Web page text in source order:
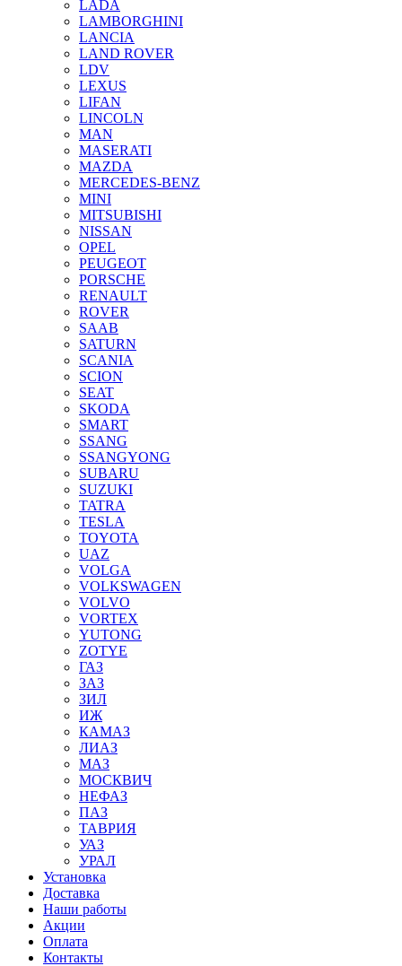
LADA
LAMBORGHINI
LANCIA
LAND ROVER
LDV
LEXUS
LIFAN
LINCOLN
MAN
MASERATI
MAZDA
MERCEDES-BENZ
MINI
MITSUBISHI
NISSAN
OPEL
PEUGEOT
PORSCHE
RENAULT
ROVER
SAAB
SATURN
SCANIA
SCION
SEAT
SKODA
SMART
SSANG
SSANGYONG
SUBARU
SUZUKI
TATRA
TESLA
TOYOTA
UAZ
VOLGA
VOLKSWAGEN
VOLVO
VORTEX
YUTONG
ZOTYE
ГАЗ
ЗАЗ
ЗИЛ
ИЖ
КАМАЗ
ЛИАЗ
МАЗ
МОСКВИЧ
НЕФАЗ
ПАЗ
ТАВРИЯ
УАЗ
УРАЛ
Установка
Доставка
Наши работы
Акции
Оплата
Контакты